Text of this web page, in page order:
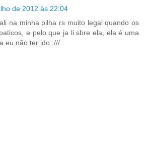
de 2012 às 22:04
na minha pilha rs muito legal quando os
e pelo que ja li sbre ela, ela é uma
eu não ter ido :///